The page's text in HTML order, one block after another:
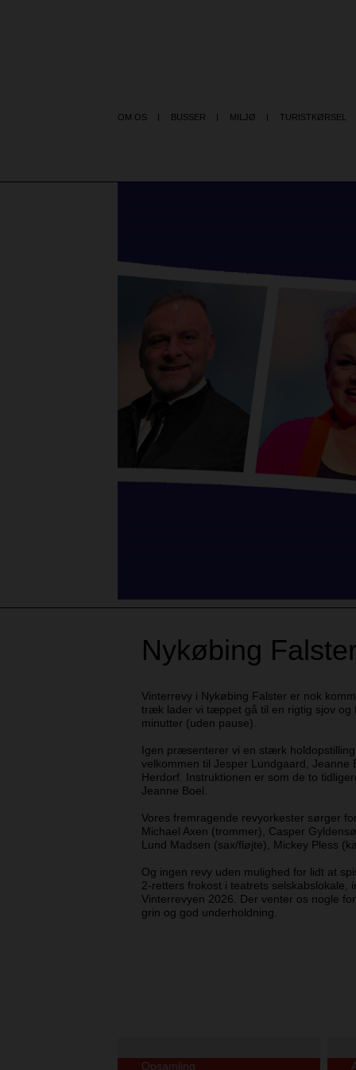
OM OS BUSSER MILJØ TURISTKØRSEL
Nykøbing
Vinterrevy i Nykøbing Falster er nok
træk lader vi tæppet gå til en rigtig sjov og
minutter (uden pause).
Igen præsenterer vi en stærk
velkommen til Jesper Lundgaard, Jeanne
Herdorf. Instruktionen er som de to
Jeanne Boel.
Vores fremragende revyorkester sørger
Michael Axen (trommer), Casper
Lund Madsen (sax/fløjte), Mickey Pless
Og ingen revy uden mulighed for lidt at
2-retters frokost i teatrets selskabslokale,
Vinterrevyen 2026. Der venter os nogle
grin og god underholdning.
Opsamling